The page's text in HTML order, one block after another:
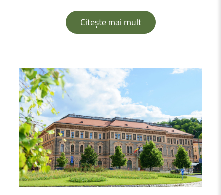
Citește mai mult